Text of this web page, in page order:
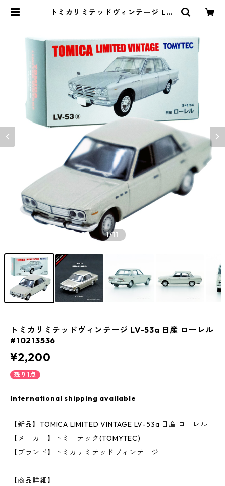
トミカリミテッドヴィンテージ LV-
1/11
トミカリミテッドヴィンテージ LV-53a 日産 ローレル
#10213536
¥2,200
残り1点
International shipping available
【新品】TOMICA LIMITED VINTAGE LV-53a 日産 ローレル
【メーカー】トミーテック(TOMYTEC)
【ブランド】トミカリミテッドヴィンテージ
【商品詳細】